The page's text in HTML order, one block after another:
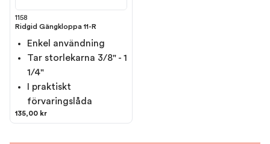
1158
Ridgid Gängkloppa 11-R
Enkel användning
Tar storlekarna 3/8" - 1
1/4"
I praktiskt
förvaringslåda
135,00 kr